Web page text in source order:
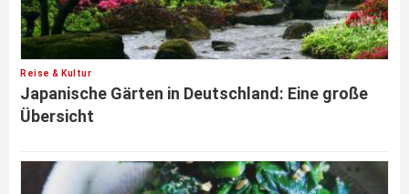
Reise & Kultur
Japanische Gärten in Deutschland: Eine große
Übersicht